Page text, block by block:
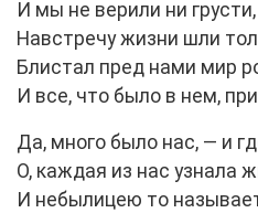
И мы не верили ни
Навстречу жизни шли
Блистал пред нами мир
И все, что было в нем,
Да, много было нас, — и
О, каждая из нас узнала
И небылицею то